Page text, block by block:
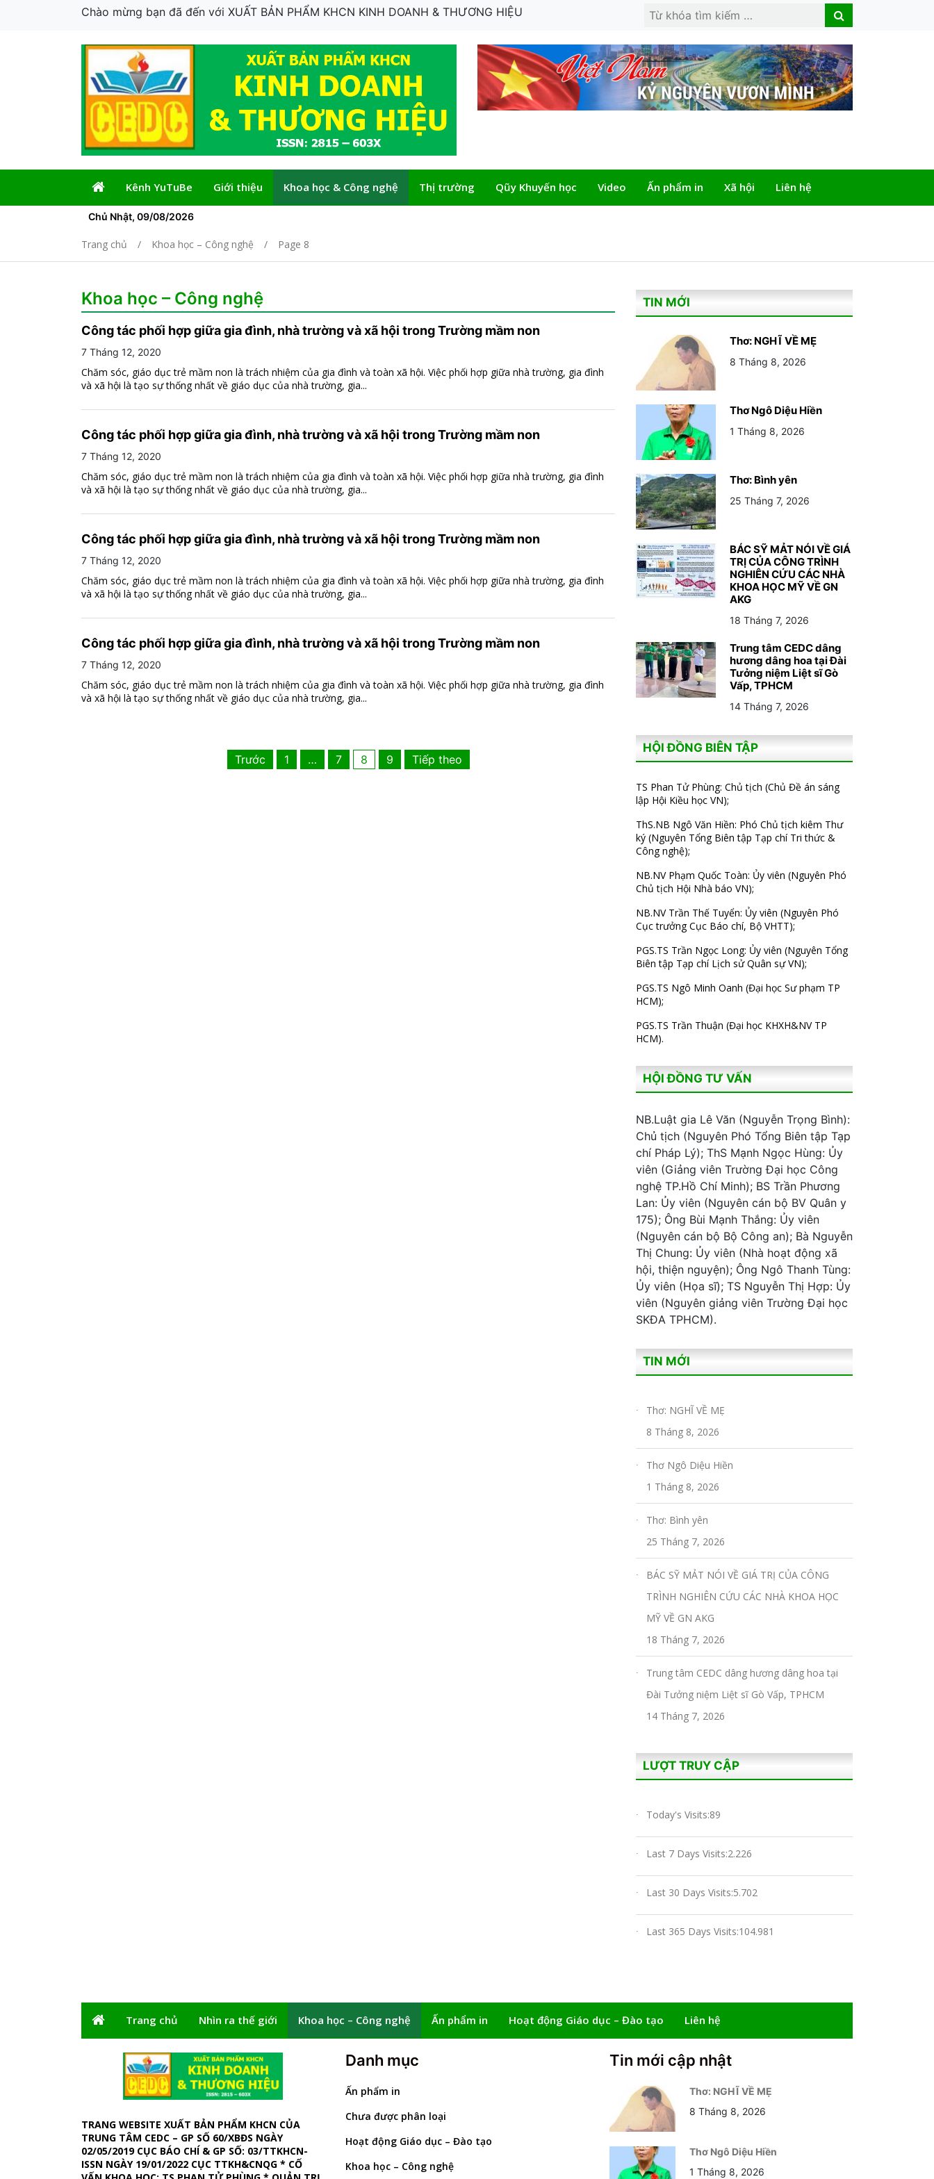
Chào mừng bạn đã đến với XUẤT BẢN PHẨM KHCN KINH DOANH & THƯƠNG HIỆU
Search
Search
Kênh YuTuBe Giới thiệu Khoa học & Công nghệ Thị trường Qũy Khuyến học Video Ấn phẩm in Xã hội Liên hệ
Chủ Nhật, 09/08/2026
Trang chủ Khoa học – Công nghệ Page 8
Khoa học – Công nghệ
Công tác phối hợp giữa gia đình, nhà trường và xã hội trong Trường mầm non
7 Tháng 12, 2020
Chăm sóc, giáo dục trẻ mầm non là trách nhiệm của gia đình và toàn xã hội. Việc phối hợp giữa nhà trường, gia đình
và xã hội là tạo sự thống nhất về giáo dục của nhà trường, gia...
Công tác phối hợp giữa gia đình, nhà trường và xã hội trong Trường mầm non
7 Tháng 12, 2020
Chăm sóc, giáo dục trẻ mầm non là trách nhiệm của gia đình và toàn xã hội. Việc phối hợp giữa nhà trường, gia đình
và xã hội là tạo sự thống nhất về giáo dục của nhà trường, gia...
Công tác phối hợp giữa gia đình, nhà trường và xã hội trong Trường mầm non
7 Tháng 12, 2020
Chăm sóc, giáo dục trẻ mầm non là trách nhiệm của gia đình và toàn xã hội. Việc phối hợp giữa nhà trường, gia đình
và xã hội là tạo sự thống nhất về giáo dục của nhà trường, gia...
Công tác phối hợp giữa gia đình, nhà trường và xã hội trong Trường mầm non
7 Tháng 12, 2020
Chăm sóc, giáo dục trẻ mầm non là trách nhiệm của gia đình và toàn xã hội. Việc phối hợp giữa nhà trường, gia đình
và xã hội là tạo sự thống nhất về giáo dục của nhà trường, gia...
Phân
Trước 1 … 7 8 9 Tiếp theo
TIN MỚI
Thơ: NGHĨ VỀ MẸ
8 Tháng 8, 2026
Thơ Ngô Diệu Hiền
1 Tháng 8, 2026
Thơ: Bình yên
25 Tháng 7, 2026
BÁC SỸ MẢT NÓI VỀ GIÁ
TRỊ CỦA CÔNG TRÌNH
NGHIÊN CỨU CÁC NHÀ
KHOA HỌC MỸ VỀ GN
AKG
18 Tháng 7, 2026
Trung tâm CEDC dâng
hương dâng hoa tại Đài
Tưởng niệm Liệt sĩ Gò
Vấp, TPHCM
14 Tháng 7, 2026
HỘI ĐỒNG BIÊN TẬP
TS Phan Tử Phùng: Chủ tịch (Chủ Đề án sáng
lập Hội Kiều học VN);
ThS.NB Ngô Văn Hiền: Phó Chủ tịch kiêm Thư
ký (Nguyên Tổng Biên tập Tạp chí Tri thức &
Công nghệ);
NB.NV Phạm Quốc Toàn: Ủy viên (Nguyên Phó
Chủ tịch Hội Nhà báo VN);
NB.NV Trần Thế Tuyển: Ủy viên (Nguyên Phó
Cục trưởng Cục Báo chí, Bộ VHTT);
PGS.TS Trần Ngọc Long: Ủy viên (Nguyên Tổng
Biên tập Tạp chí Lịch sử Quân sự VN);
PGS.TS Ngô Minh Oanh (Đại học Sư phạm TP
HCM);
PGS.TS Trần Thuận (Đại học KHXH&NV TP
HCM).
HỘI ĐỒNG TƯ VẤN
NB.Luật gia Lê Văn (Nguyễn Trọng Bình):
Chủ tịch (Nguyên Phó Tổng Biên tập Tạp
chí Pháp Lý); ThS Mạnh Ngọc Hùng: Ủy
viên (Giảng viên Trường Đại học Công
nghệ TP.Hồ Chí Minh); BS Trần Phương
Lan: Ủy viên (Nguyên cán bộ BV Quân y
175); Ông Bùi Mạnh Thắng: Ủy viên
(Nguyên cán bộ Bộ Công an); Bà Nguyễn
Thị Chung: Ủy viên (Nhà hoạt động xã
hội, thiện nguyện); Ông Ngô Thanh Tùng:
Ủy viên (Họa sĩ); TS Nguyễn Thị Hợp: Ủy
viên (Nguyên giảng viên Trường Đại học
SKĐA TPHCM).
TIN MỚI
Thơ: NGHĨ VỀ MẸ
8 Tháng 8, 2026
Thơ Ngô Diệu Hiền
1 Tháng 8, 2026
Thơ: Bình yên
25 Tháng 7, 2026
BÁC SỸ MẢT NÓI VỀ GIÁ TRỊ CỦA CÔNG
TRÌNH NGHIÊN CỨU CÁC NHÀ KHOA HỌC
MỸ VỀ GN AKG
18 Tháng 7, 2026
Trung tâm CEDC dâng hương dâng hoa tại
Đài Tưởng niệm Liệt sĩ Gò Vấp, TPHCM
14 Tháng 7, 2026
LƯỢT TRUY CẬP
Today's Visits:89
Last 7 Days Visits:2.226
Last 30 Days Visits:5.702
Last 365 Days Visits:104.981
Trang chủ Nhìn ra thế giới Khoa học – Công nghệ Ấn phẩm in Hoạt động Giáo dục – Đào tạo Liên hệ
TRANG WEBSITE XUẤT BẢN PHẨM KHCN CỦA
TRUNG TÂM CEDC – GP SỐ 60/XBĐS NGÀY
02/05/2019 CỤC BÁO CHÍ & GP SỐ: 03/TTKHCN-
ISSN NGÀY 19/01/2022 CỤC TTKH&CNQG * CỐ
Danh mục
Ấn phẩm in
Chưa được phân loại
Hoạt động Giáo dục – Đào tạo
Khoa học – Công nghệ
Tin mới cập nhật
Thơ: NGHĨ VỀ MẸ
8 Tháng 8, 2026
Thơ Ngô Diệu Hiền
1 Tháng 8, 2026